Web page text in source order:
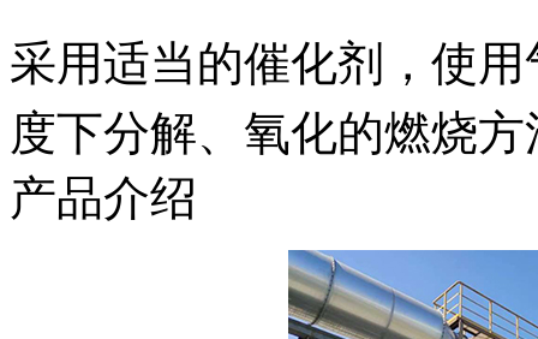
采用适当的催化剂，使
度下分解、氧化的燃烧方
产品介绍